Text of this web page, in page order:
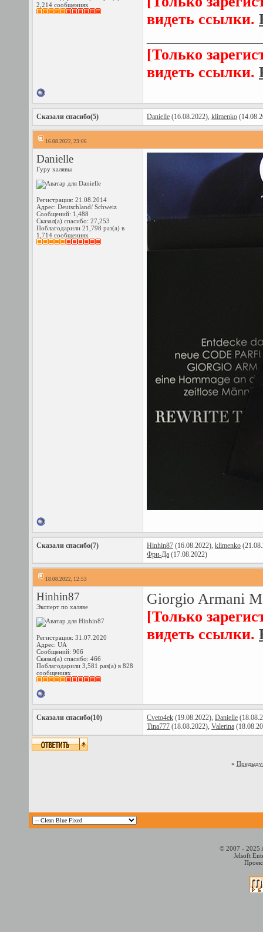
2,214 сообщениях
видеть ссылки.
[Только
видеть ссылки.
Сказали спасибо(5) Danielle (16.08.2022), klimenko
16.08.2022, 23:06
Danielle
Гуру халявы
Регистрация: 21.08.2014
Адрес: Deutschland/ Schweiz
Сообщений: 1,488
Сказал(а) спасибо: 27,253
Поблагодарили 21,798 раз(а) в
1,714 сообщениях
Сказали спасибо(7) Hinhin87 (16.08.2022), klimenko
Фри-Да (17.08.2022)
18.08.2022, 12:53
Hinhin87
Эксперт по халяве
Регистрация: 31.07.2020
Адрес: UA
Сообщений: 906
Сказал(а) спасибо: 466
Поблагодарили 3,581 раз(а) в 828
сообщениях
Giorgio Armani
[Только
видеть ссылки.
Сказали спасибо(10) Cveto4ek (19.08.2022), Danielle
Tina777 (18.08.2022), Valerina
«
© 2007 - 2025
Jelsoft